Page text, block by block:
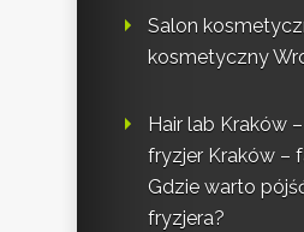
Salon
kosmetyczny
Hair lab Kraków
fryzjer Kraków –
Gdzie warto
fryzjera?